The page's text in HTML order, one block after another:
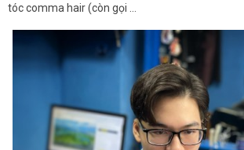
tóc comma hair (còn gọi …